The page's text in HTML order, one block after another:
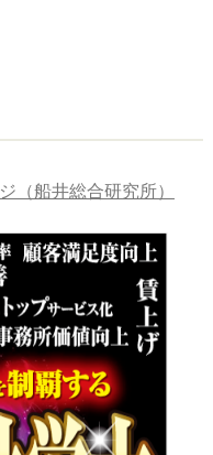
（船井総合研究所）